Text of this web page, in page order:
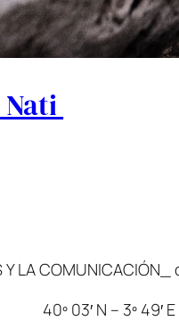
Y LA COMUNICACIÓN_
40º 03′ N – 3º 49′ E